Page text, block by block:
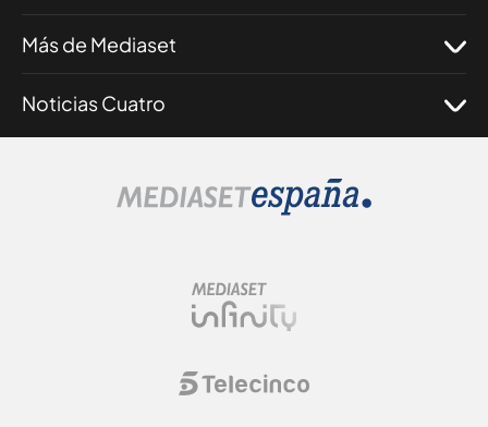
Más de Mediaset
Noticias Cuatro